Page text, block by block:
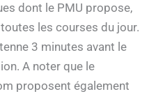
dont le PMU propose,
les courses du jour.
3 minutes avant le
A noter que le
proposent également